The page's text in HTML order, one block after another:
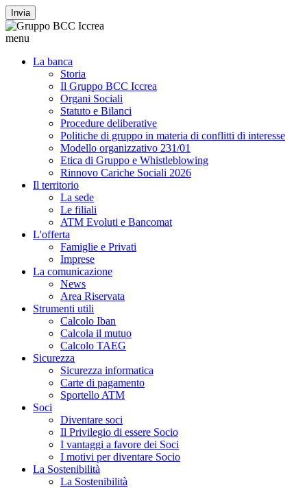
Invia
menu
La banca
Storia
Il Gruppo BCC Iccrea
Organi Sociali
Statuto e Bilanci
Procedure deliberative
Politiche di gruppo in materia di conflitti di interesse
Modello organizzativo 231/01
Etica di Gruppo e Whistleblowing
Rinnovo Cariche Sociali 2026
Il territorio
La sede
Le filiali
ATM Evoluti e Bancomat
L'offerta
Famiglie e Privati
Imprese
La comunicazione
News
Area Riservata
Strumenti utili
Calcolo Iban
Calcola il mutuo
Calcolo TAEG
Sicurezza
Sicurezza informatica
Carte di pagamento
Sportello ATM
Soci
Diventare soci
Il Privilegio di essere Socio
I vantaggi a favore dei Soci
I motivi per diventare Socio
La Sostenibilità
La Sostenibilità